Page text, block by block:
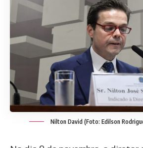
Nilton David (Foto: Edilson